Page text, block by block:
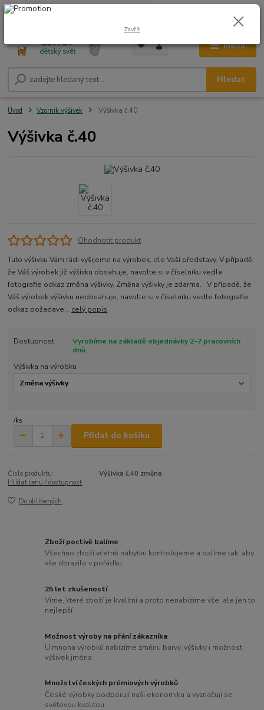
Menu
Hledat
+420 604 278 943 0,00 Kč
Úvod Vzorník výšivek Výšivka č.40
Výšivka č.40
Ohodnotit produkt
Tuto výšivku Vám rádi vyšijeme na výrobek, dle Vaší představy. V případě,
že Váš výrobek již výšivku obsahuje, navolte si v číselníku vedle
fotografie odkaz změna výšivky. Změna výšivky je zdarma. V případě, že
Váš výrobek výšivku neobsahuje, navolte si v číselníku vedle fotografie
odkaz požadave... celý popis
Dostupnost
Vyrobíme na základě objednávky 2-7 pracovních
dnů
Výšivka na výrobku
/ks
Přidat do košíku
Číslo produktu:
Výšivka č.40 změna
Hlídat cenu / dostupnost
Do oblíbených
Zboží poctivě balíme
Všechno zboží včetně nábytku kontrolujeme a balíme tak, aby
vše dorazilo v pořádku
25 let zkušeností
Víme, které zboží je kvalitní a proto nenabízíme vše, ale jen to
nejlepší
Možnost výroby na přání zákazníka
U mnoha výrobků nabízíme změnu barvy, výšivky i možnost
výšivek jména
Množství českých prémiových výrobků
České výrobky podporují naši ekonomiku a vyznačují se
světovou kvalitou
Zavřít